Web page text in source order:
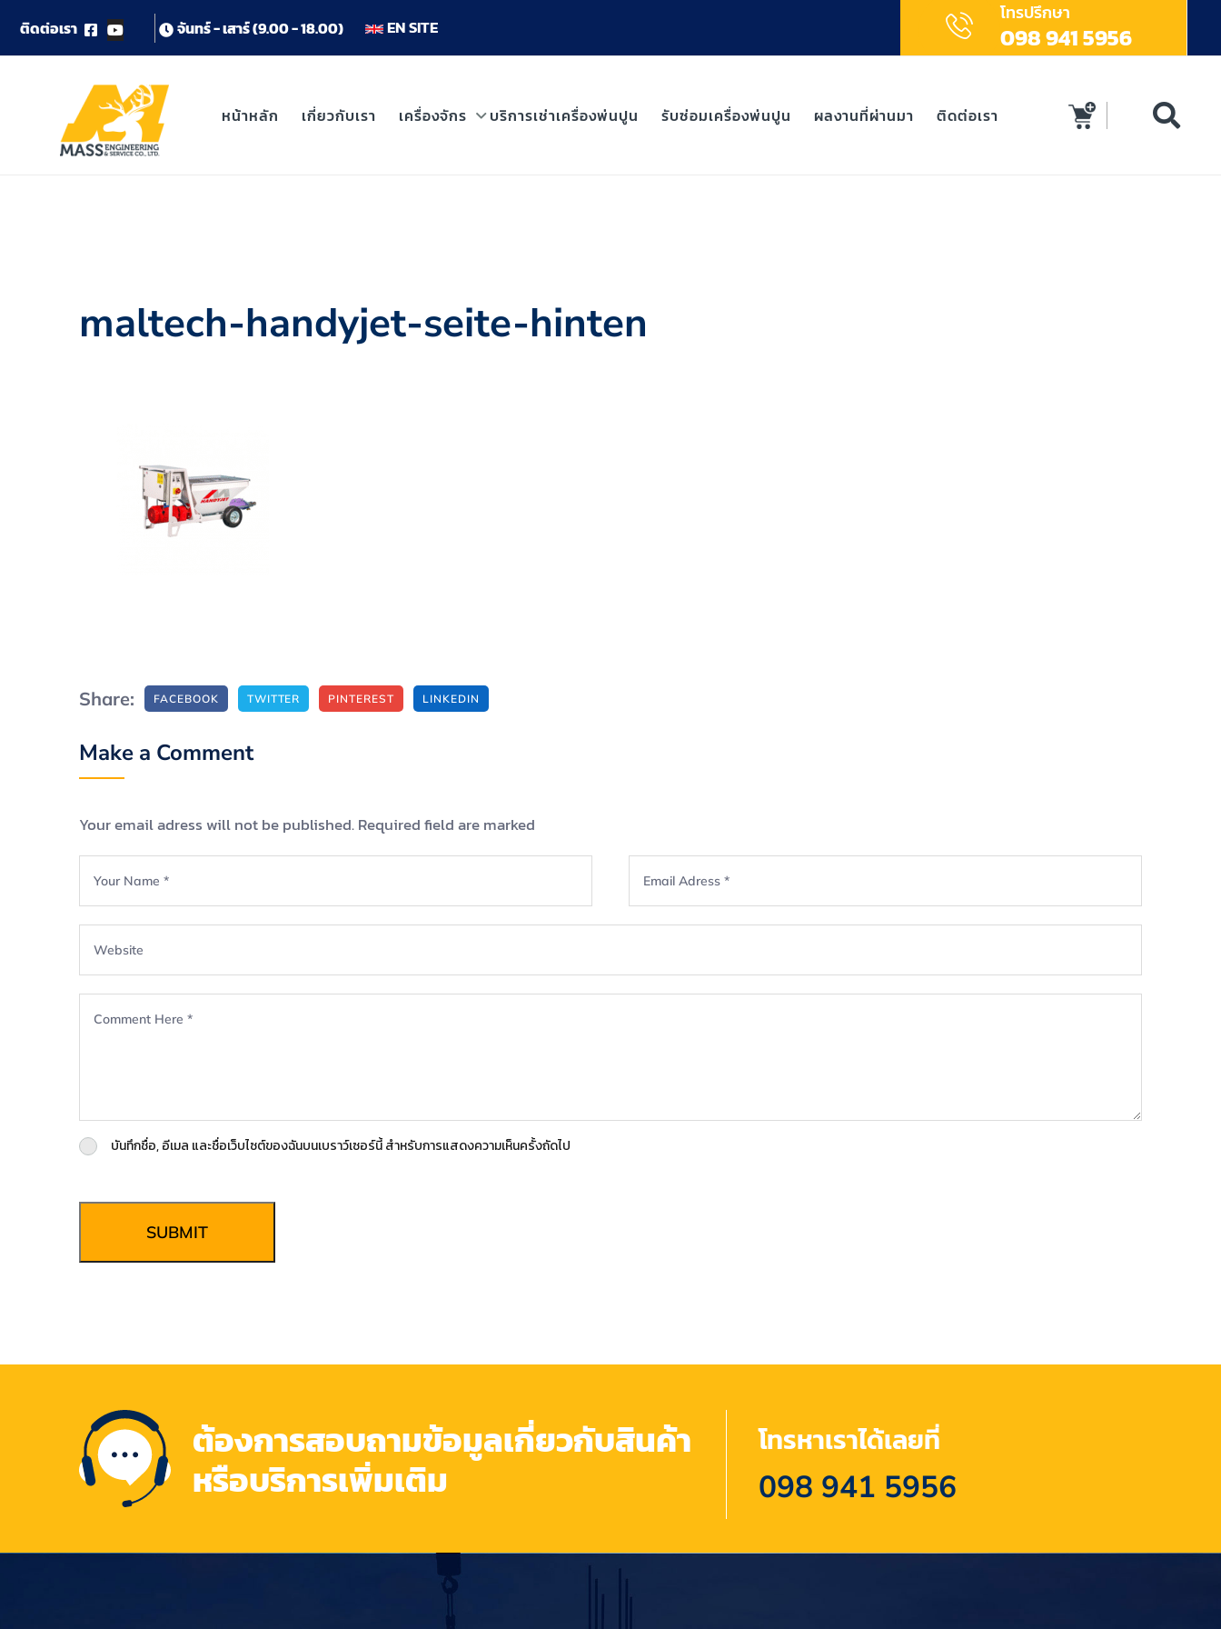
ตดตอเรา จนทร-เสาร(9.00-18.00) EN SITE
โทรปรึกษา
098 941 5956
หน้าหลัก เกี่ยวกับเรา เครื่องจักร บริการเช่าเครื่องพ่นปูน รับซ่อมเครื่องพ่นปูน ผลงานที่ผ่านมา ติดต่อเรา
maltech-handyjet-seite-hinten
Share: FACEBOOK TWITTER PINTEREST LINKEDIN
Make a Comment
Your email adress will not be published. Required field are marked
บันทึกชื่อ, อีเมล และชื่อเว็บไซต์ของฉันบนเบราว์เซอร์นี้ สำหรับการแสดงความเห็นครั้งถัดไป
SUBMIT
ต้องการสอบถามข้อมูลเกี่ยวกับสินค้า
หรือบริการเพิ่มเติม
โทรหาเราได้เลยที่
098 941 5956